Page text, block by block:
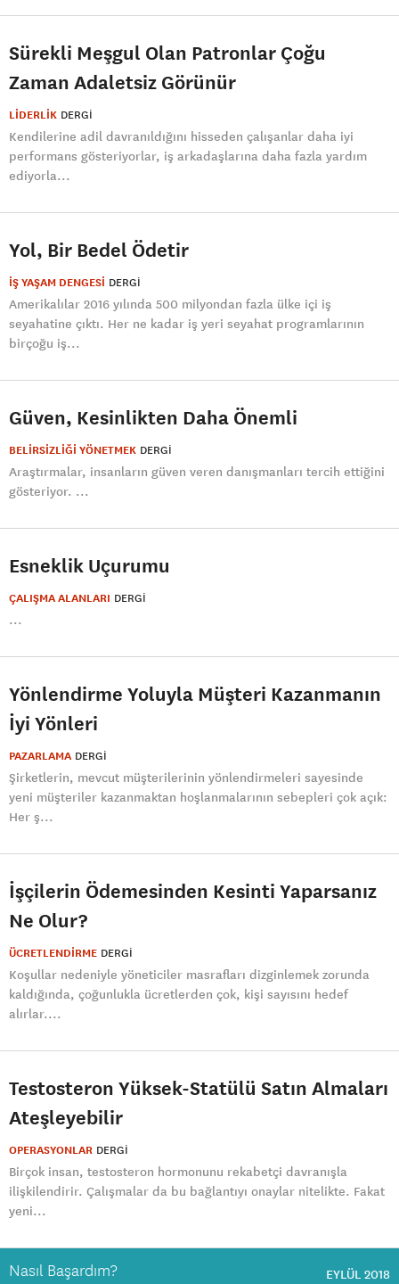
Sürekli Meşgul Olan Patronlar Çoğu
Zaman Adaletsiz Görünür
LİDERLİK DERGI
Kendilerine adil davranıldığını hisseden çalışanlar daha iyi
performans gösteriyorlar, iş arkadaşlarına daha fazla yardım
ediyorla...
Yol, Bir Bedel Ödetir
İŞ YAŞAM DENGESİ DERGI
Amerikalılar 2016 yılında 500 milyondan fazla ülke içi iş
seyahatine çıktı. Her ne kadar iş yeri seyahat programlarının
birçoğu iş...
Güven, Kesinlikten Daha Önemli
BELİRSİZLİĞİ YÖNETMEK DERGI
Araştırmalar, insanların güven veren danışmanları tercih ettiğini
gösteriyor. ...
Esneklik Uçurumu
ÇALIŞMA ALANLARI DERGI
...
Yönlendirme Yoluyla Müşteri Kazanmanın
İyi Yönleri
PAZARLAMA DERGI
Şirketlerin, mevcut müşterilerinin yönlendirmeleri sayesinde
yeni müşteriler kazanmaktan hoşlanmalarının sebepleri çok açık:
Her ş...
İşçilerin Ödemesinden Kesinti Yaparsanız
Ne Olur?
ÜCRETLENDİRME DERGI
Koşullar nedeniyle yöneticiler masrafları dizginlemek zorunda
kaldığında, çoğunlukla ücretlerden çok, kişi sayısını hedef
alırlar....
Testosteron Yüksek-Statülü Satın Almaları
Ateşleyebilir
OPERASYONLAR DERGI
Birçok insan, testosteron hormonunu rekabetçi davranışla
ilişkilendirir. Çalışmalar da bu bağlantıyı onaylar nitelikte. Fakat
yeni...
Nasıl Başardım? EYLÜL 2018